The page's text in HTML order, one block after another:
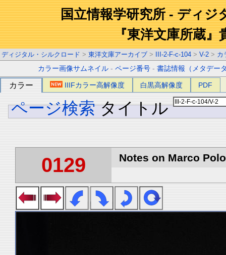
国立情報学研究所 - ディジ
『東洋文庫所蔵』
ディジタル・シルクロード > 東洋文庫アーカイブ > III-2-F-c-104 > V-2 > カ
カラー画像サムネイル -ページ番号 -書誌情報（メタデー
カラー IIIFカラー高解像度 白黒高解像度 PDF
ページ検索 タイトル
0129 Notes on Marco